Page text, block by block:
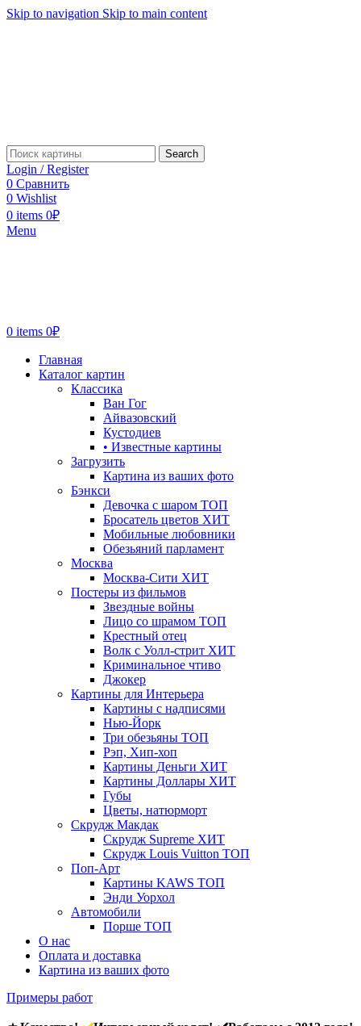
Skip to navigation Skip to main content
Search
Login / Register
0 Сравнить
0 Wishlist
0 items 0₽
Menu
0 items 0₽
Главная
Каталог картин
Классика
Ван Гог
Айвазовский
Кустодиев
• Известные картины
Загрузить
Картина из ваших фото
Бэнкси
Девочка с шаром ТОП
Бросатель цветов ХИТ
Мобильные любовники
Обезьяний парламент
Москва
Москва-Сити ХИТ
Постеры из фильмов
Звездные войны
Лицо со шрамом ТОП
Крестный отец
Волк с Уолл-стрит ХИТ
Криминальное чтиво
Джокер
Картины для Интерьера
Картины с надписями
Нью-Йорк
Три обезьяны ТОП
Рэп, Хип-хоп
Картины Деньги ХИТ
Картины Доллары ХИТ
Губы
Цветы, натюрморт
Скрудж Макдак
Скрудж Supreme ХИТ
Скрудж Louis Vuitton ТОП
Поп-Арт
Картины KAWS ТОП
Энди Уорхол
Автомобили
Порше ТОП
О нас
Оплата и доставка
Картина из ваших фото
Примеры работ